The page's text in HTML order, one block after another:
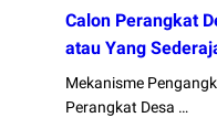
Calon Perangkat
atau Yang
Mekanisme
Perangkat Desa …